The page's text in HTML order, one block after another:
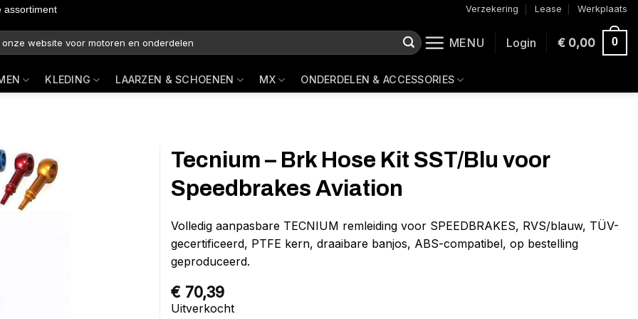
assortiment Verzekering Lease Werkplaats
MENU Login €0,00 0
KLEDING LAARZEN & SCHOENEN MX ONDERDELEN & ACCESSORIES
Tecnium – Brk Hose Kit SST/Blu voor
Speedbrakes Aviation
Volledig aanpasbare TECNIUM remleiding voor SPEEDBRAKES, RVS/blauw, TÜV-
gecertificeerd, PTFE kern, draaibare banjos, ABS-compatibel, op bestelling
geproduceerd.
€ 70,39
Uitverkocht